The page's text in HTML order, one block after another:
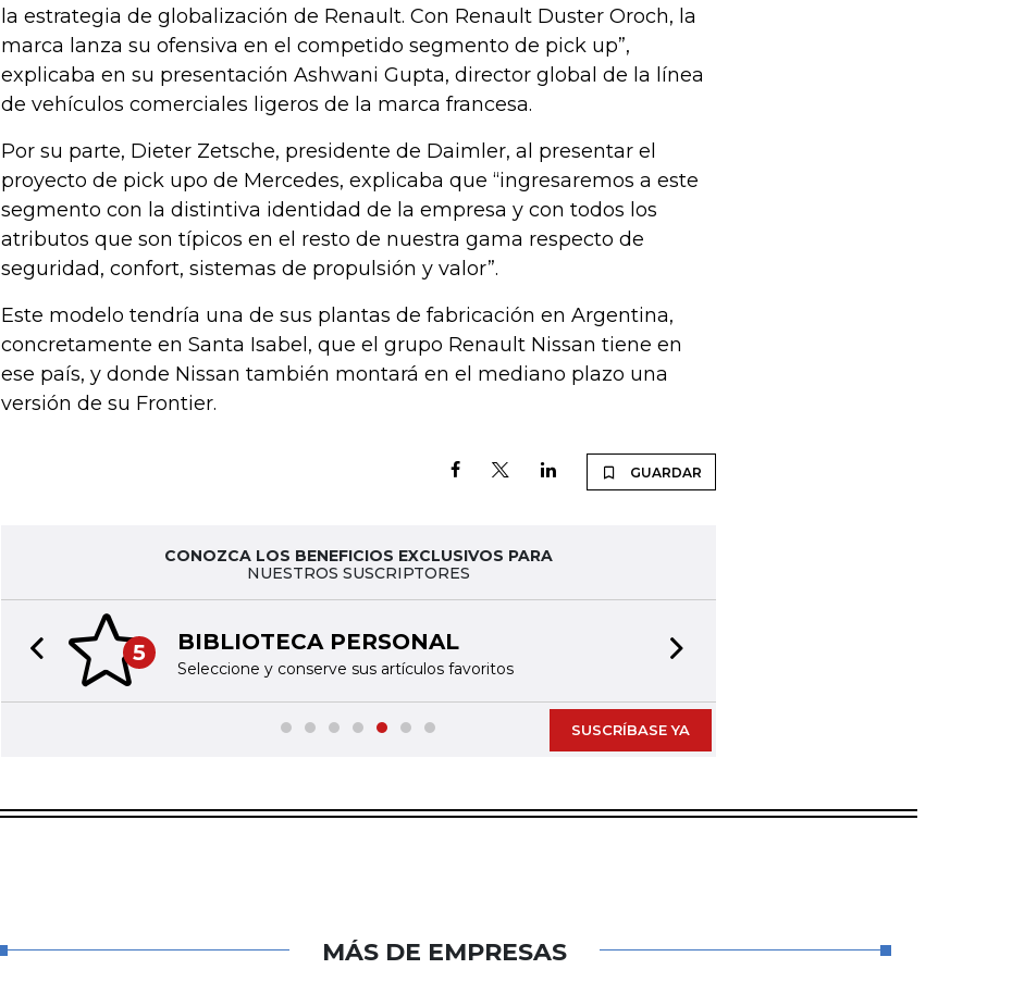
la estrategia de globalización de Renault. Con Renault Duster Oroch, la
marca lanza su ofensiva en el competido segmento de pick up”,
explicaba en su presentación Ashwani Gupta, director global de la línea
de vehículos comerciales ligeros de la marca francesa.
Por su parte, Dieter Zetsche, presidente de Daimler, al presentar el
proyecto de pick upo de Mercedes, explicaba que “ingresaremos a este
segmento con la distintiva identidad de la empresa y con todos los
atributos que son típicos en el resto de nuestra gama respecto de
seguridad, confort, sistemas de propulsión y valor”.
Este modelo tendría una de sus plantas de fabricación en Argentina,
concretamente en Santa Isabel, que el grupo Renault Nissan tiene en
ese país, y donde Nissan también montará en el mediano plazo una
versión de su Frontier.
GUARDAR
CONOZCA LOS BENEFICIOS EXCLUSIVOS PARA
NUESTROS SUSCRIPTORES
5 BIBLIOTECA PERSONAL
Seleccione y conserve sus artículos favoritos
Previous slide
SUSCRÍBASE YA
MÁS DE EMPRESAS